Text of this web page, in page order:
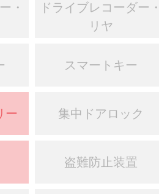
・
ドライブレコーダー
リヤ
スマートキー
ー 集中ドアロック
盗難防止装置